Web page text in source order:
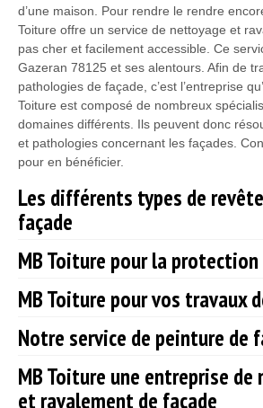
d’une maison. Pour rendre le rendre
Toiture offre un service de nettoyage et
pas cher et facilement accessible. Ce
Gazeran 78125 et ses alentours. Afin de
pathologies de façade, c’est l’entreprise
Toiture est composé de nombreux
domaines différents. Ils peuvent donc
et pathologies concernant les façades.
pour en bénéficier.
Les différents types de
façade
N’hésitez pas à choisir le revêtement de
son côté esthétique. Pour satisfaire vos
de revêtement de façade. Selon vos
chaux, de l’enduit coloré, de la pierre,
ainsi que des bardages en bois ou en
MB Toiture pour la protection
Une protection de façade est une
de plusieurs années d’expérience,
traitement anti-graffiti à votre
détériorée, pensez à contacter notre
MB Toiture pour vos travaux
Pour satisfaire vos besoins, notre
vous fournir des travaux fiables. Et pour
à la disposition de nos ravaleurs
Notre service de peinture de
N’hésitez pas à recourir aux services de
pour une finition en peinture de façade.
MB Toiture une entreprise
et ravalement de façade